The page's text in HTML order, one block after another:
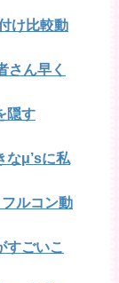
け比較動
さん早く
隠す
なμ’sに私
ルコン動
すごいこ